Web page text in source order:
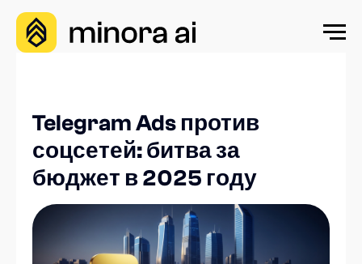
Telegram Ads против
соцсетей: битва за
бюджет в 2025 году